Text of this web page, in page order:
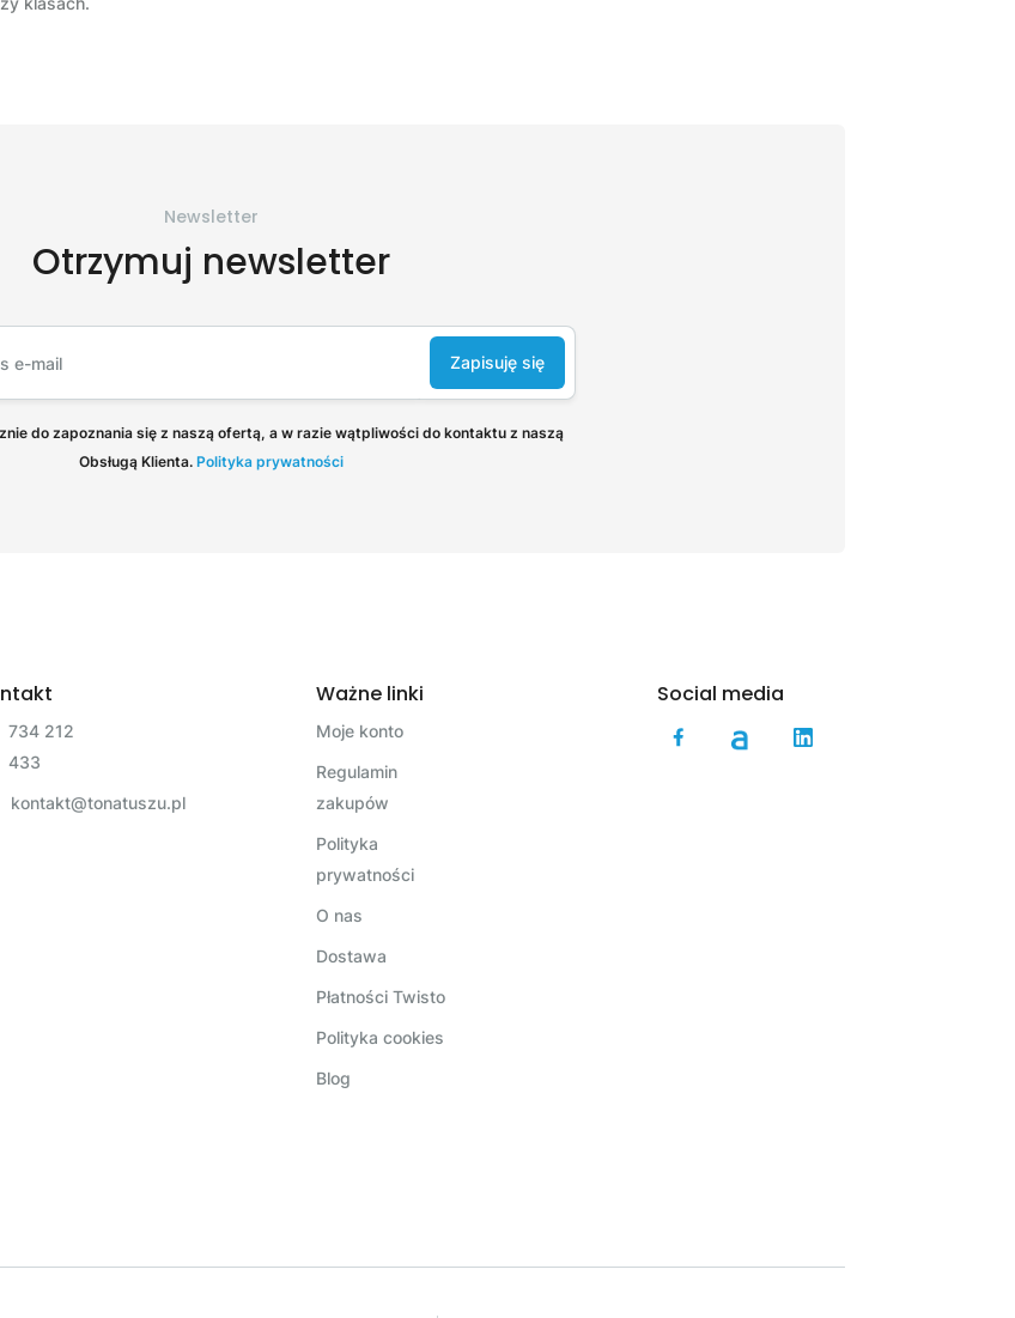
Newsletter
Otrzymuj newsletter
Zapisuję się
do zapoznania się z naszą ofertą, a w razie wątpliwości do kontaktu z naszą
Obsługą Klienta. Polityka prywatności
734 212
433
kontakt@tonatuszu.pl
Ważne linki
Moje konto
Regulamin
zakupów
Polityka
prywatności
O nas
Dostawa
Płatności Twisto
Polityka cookies
Blog
Social media